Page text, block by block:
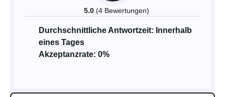
5.0 (4 Bewertungen)
Durchschnittliche Antwortzeit: Innerhalb
eines Tages
Akzeptanzrate: 0%